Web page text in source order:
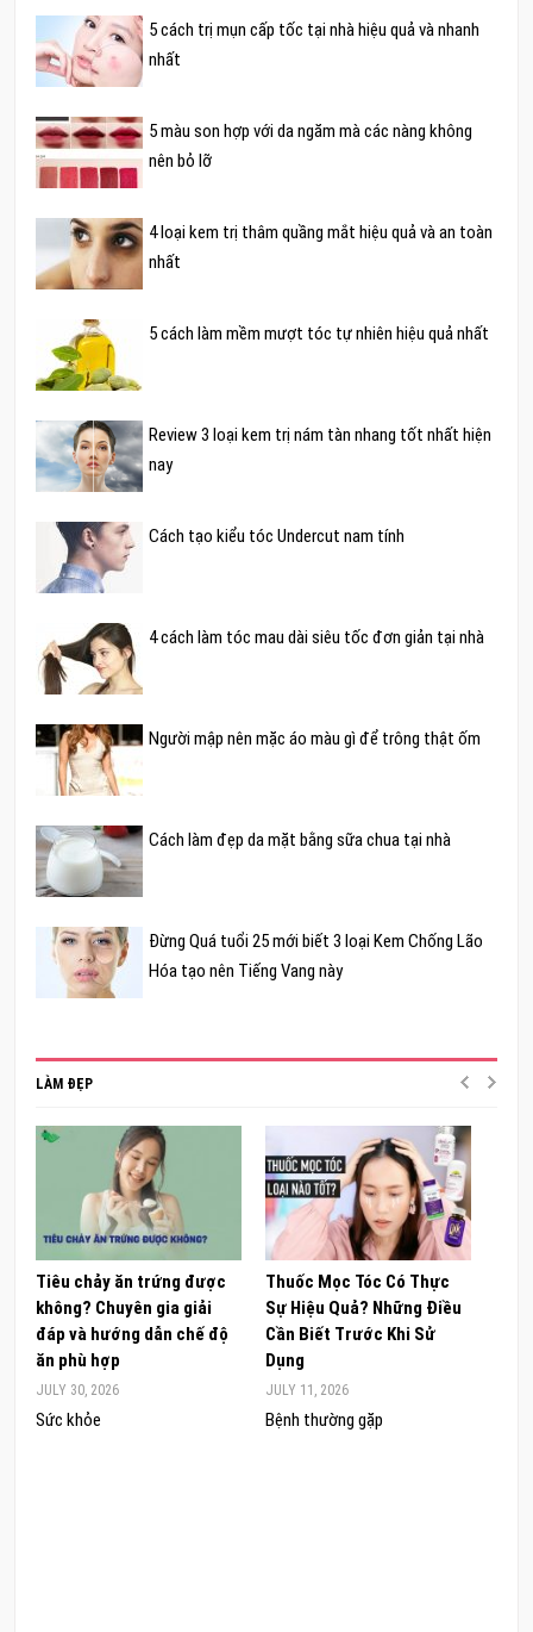
5 cách trị mụn cấp tốc tại nhà hiệu quả và nhanh
nhất
5 màu son hợp với da ngăm mà các nàng không
nên bỏ lỡ
4 loại kem trị thâm quầng mắt hiệu quả và an toàn
nhất
5 cách làm mềm mượt tóc tự nhiên hiệu quả nhất
Review 3 loại kem trị nám tàn nhang tốt nhất hiện
nay
Cách tạo kiểu tóc Undercut nam tính
4 cách làm tóc mau dài siêu tốc đơn giản tại nhà
Người mập nên mặc áo màu gì để trông thật ốm
Cách làm đẹp da mặt bằng sữa chua tại nhà
Đừng Quá tuổi 25 mới biết 3 loại Kem Chống Lão
Hóa tạo nên Tiếng Vang này
LÀM ĐẸP
Tiêu chảy ăn trứng được
không? Chuyên gia giải
đáp và hướng dẫn chế độ
ăn phù hợp
JULY 30, 2026
Sức khỏe
Thuốc Mọc Tóc Có Thực
Sự Hiệu Quả? Những Điều
Cần Biết Trước Khi Sử
Dụng
JULY 11, 2026
Bệnh thường gặp